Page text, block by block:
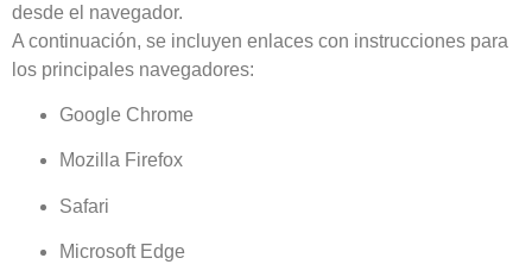
desde el navegador.
A continuación, se incluyen enlaces con instrucciones para
los principales navegadores:
Google Chrome
Mozilla Firefox
Safari
Microsoft Edge